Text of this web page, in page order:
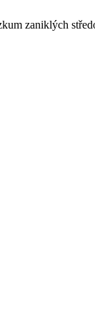
zaniklých